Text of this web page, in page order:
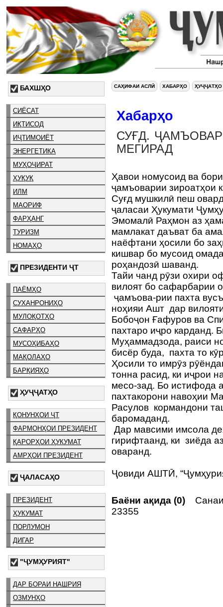
БАХШҲО
СИЁСАТ
ИҚТИСОД
ИҶТИМОИЁТ
ЭНЕРГЕТИКА
МУҲОҶИРАТ
ҲУҚУҚ
ИЛМ
МАОРИФ
ФАРҲАНГ
ТУРИЗМ
НОМАҲО
ПРЕЗИДЕНТИ ҶТ
ПАЁМҲО
СУХАНРОНИҲО
МУЛОҚОТҲО
САФАРҲО
МУСОҲИБАҲО
МАҚОЛАҲО
БАРҚИЯҲО
ҲУҶҶАТҲО
ҚОНУНҲОИ ҶТ
ФАРМОНҲОИ ПРЕЗИДЕНТ
ҚАРОРҲОИ ҲУКУМАТ
АМРҲОИ ПРЕЗИДЕНТ
ҶАЛАСАҲО
ПРЕЗИДЕНТ
ҲУКУМАТ
ПОРЛУМОН
ДИГАР
"ҶУМҲУРИЯТ"
ДАР БОРАИ НАШРИЯ
ОЗМУНҲО
САҲИФАИ АСЛӢ ХАБАРҲО ҲУҶҶАТҲО
Хабарҳо
СУҒД.
МЕГИРАД
Ҳавои номусоид ва
ҷамъоварии зироатҳои
Суғд мушкилӣ пеш
ҷаласаи Ҳукумати
Эмомалӣ Раҳмон аз
мамлакат даъват ба
наёфтани ҳосили бо
кишвар бо мусоид
роҳандозӣ шаванд.
Тайи чанд рӯзи охири
вилоят бо сафарбарии
ҷамъова-рии пахта
ноҳияи Ашт дар
Бобоҷон Ғафуров ва
пахтаро иҷро карданд.
Муҳаммадзода, раиси
бисёр буда, пахта то
Ҳосили то имрӯз
тонна расид, ки иҷрои
месо-зад. Бо истифода
пахтакорони навоҳии
Расулов кормандони
баромаданд.
Дар мавсими имсола
гирифтаанд, ки зиёда
оваранд.
Ҷовиди АШТӢ,
Баёни ақида (0)
23355